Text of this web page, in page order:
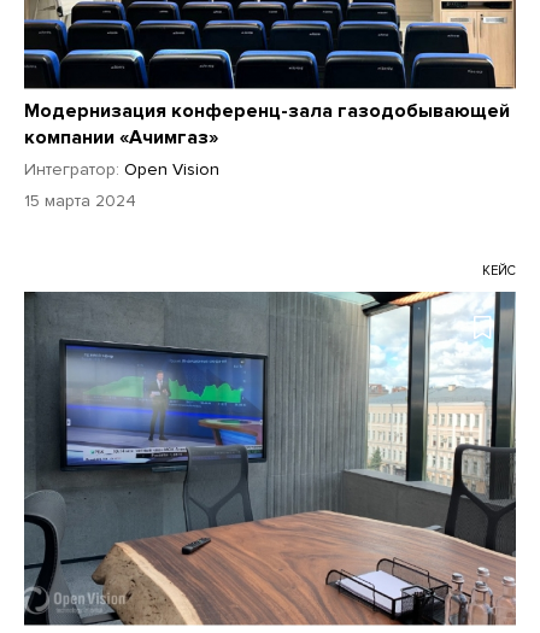
Модернизация конференц-зала газодобывающей
компании «Ачимгаз»
Интегратор: Open Vision
15 марта 2024
КЕЙС